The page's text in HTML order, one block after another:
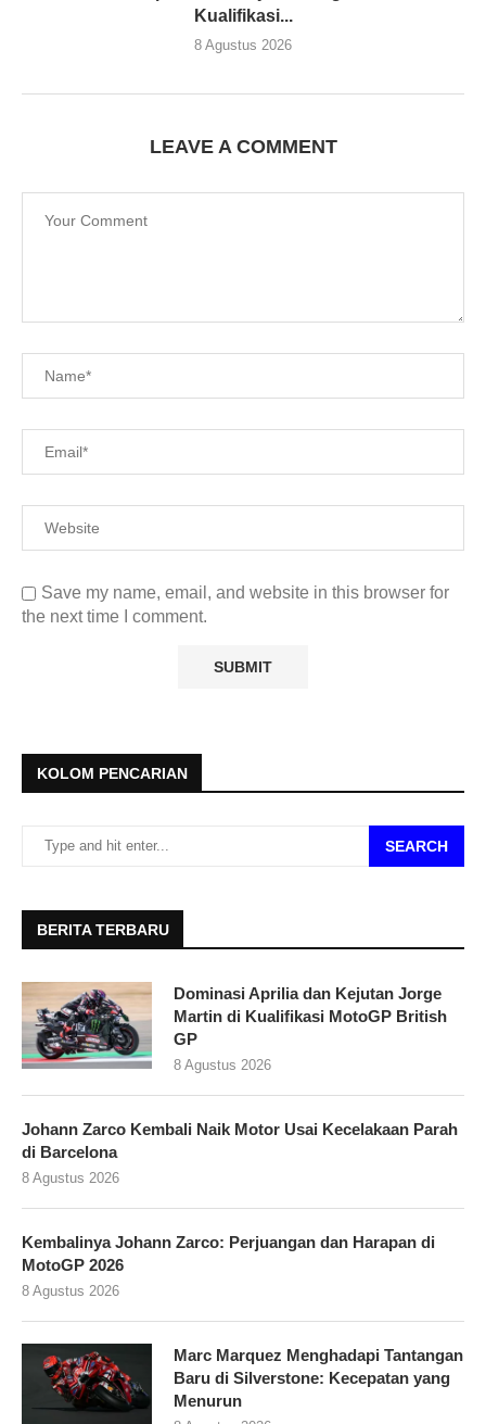
Kualifikasi...
8 Agustus 2026
LEAVE A COMMENT
Save my name, email, and website in this browser for
the next time I comment.
KOLOM PENCARIAN
SEARCH
BERITA TERBARU
Dominasi Aprilia dan Kejutan Jorge
Martin di Kualifikasi MotoGP British
GP
8 Agustus 2026
Johann Zarco Kembali Naik Motor Usai Kecelakaan Parah
di Barcelona
8 Agustus 2026
Kembalinya Johann Zarco: Perjuangan dan Harapan di
MotoGP 2026
8 Agustus 2026
Marc Marquez Menghadapi Tantangan
Baru di Silverstone: Kecepatan yang
Menurun